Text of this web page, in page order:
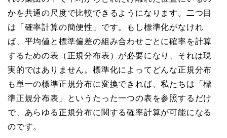
かを共通の尺度で比較できるようになります。二つ目
は「確率計算の簡便性」です。もし標準化がなけれ
ば、平均値と標準偏差の組み合わせごとに確率を計算
するための表（正規分布表）が必要になり、それは現
実的ではありません。標準化によってどんな正規分布
も単一の標準正規分布に変換できれば、私たちは「標
準正規分布表」というたった一つの表を参照するだけ
で、あらゆる正規分布に関する確率計算が可能になる
のです。